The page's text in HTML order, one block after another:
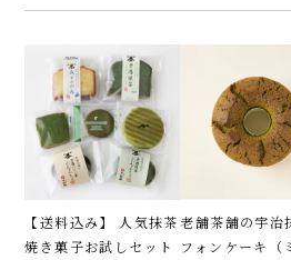
【送料込み】 人気抹茶
焼き菓子お試しセット
老舗茶舗の宇治
フォンケーキ（